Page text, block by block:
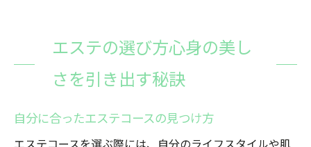
エステで心と体を癒す至高のリラクゼーション
リラクゼーション効果の高い施術の種類
心地良さを追求したエステ体験
エステの選び方心身の美し
さを引き出す秘訣
自分に合ったエステコースの見つけ方